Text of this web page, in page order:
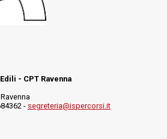
- CPT Ravenna
- segreteria@ispercorsi.it